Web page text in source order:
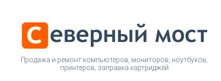
Продажа и ремонт компьютеров, мониторов, ноутбуков,
принтеров, заправка картриджей